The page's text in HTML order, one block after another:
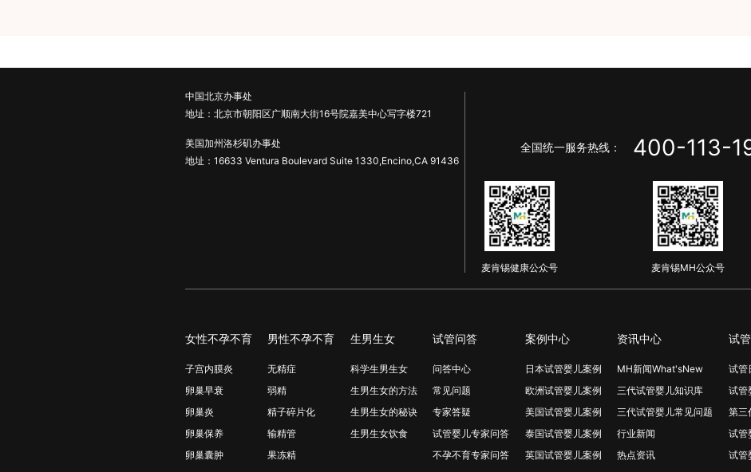
中国北京办事处
地址：北京市朝阳区广顺南大街16号院嘉美中心写字楼721
美国加州洛杉矶办事处
地址：16633 Ventura Boulevard Suite 1330,Encino,CA 91436
全国统一服务热线： 400-113-
麦肯锡健康公众号 麦肯锡MH公众号
女性不孕不育
子宫内膜炎
卵巢早衰
卵巢炎
卵巢保养
卵巢囊肿
男性不孕不育
无精症
弱精
精子碎片化
输精管
果冻精
生男生女
科学生男生女
生男生女的方法
生男生女的秘诀
生男生女饮食
试管问答
问答中心
常见问题
专家答疑
试管婴儿专家问答
不孕不育专家问答
案例中心
日本试管婴儿案例
欧洲试管婴儿案例
美国试管婴儿案例
泰国试管婴儿案例
英国试管婴儿案例
资讯中心
MH新闻What'sNew
三代试管婴儿知识库
三代试管婴儿常见问题
行业新闻
热点资讯
试
试管
试管
第三
试管
试管